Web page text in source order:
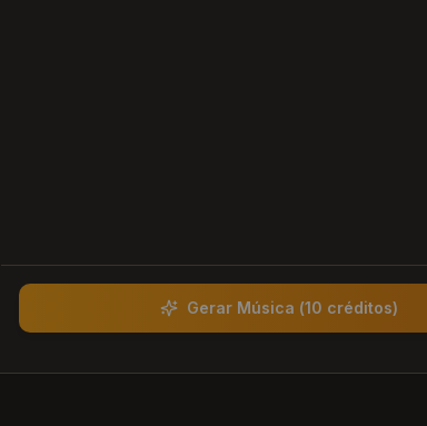
Gerar Música (10 créditos)